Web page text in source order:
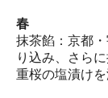
春
抹茶餡：京都
り込み、さら
重桜の塩漬け